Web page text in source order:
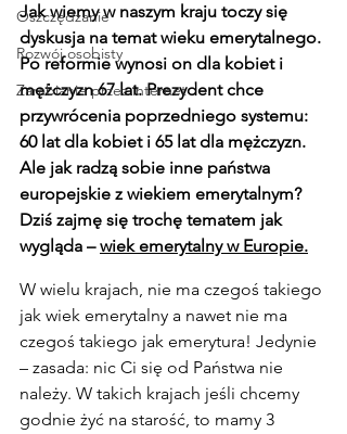
Oszczędzanie
Rozwój osobisty
Zarabianie przez internet
Jak wiemy w naszym kraju toczy się
dyskusja na temat wieku emerytalnego.
Po reformie wynosi on dla kobiet i
mężczyzn 67 lat. Prezydent chce
przywrócenia poprzedniego systemu:
60 lat dla kobiet i 65 lat dla mężczyzn.
Ale jak radzą sobie inne państwa
europejskie z wiekiem emerytalnym?
Dziś zajmę się trochę tematem jak
wygląda – wiek emerytalny w Europie.
W wielu krajach, nie ma czegoś takiego
jak wiek emerytalny a nawet nie ma
czegoś takiego jak emerytura! Jedynie
– zasada: nic Ci się od Państwa nie
należy. W takich krajach jeśli chcemy
godnie żyć na starość, to mamy 3